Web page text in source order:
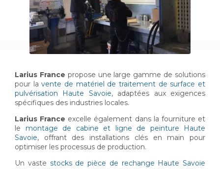
Larius France propose une large gamme de solutions
pour lavente de matériel de traitement de surface et
pulvérisation Haute Savoie, adaptées aux exigences
spécifiques des industries locales.
Larius France excelle également dans la fourniture et
le montage de cabine et ligne de peinture Haute
Savoie, offrant des installations clés en main pour
optimiser les processus de production.
Un vaste stocks de pièce de rechange Haute Savoie